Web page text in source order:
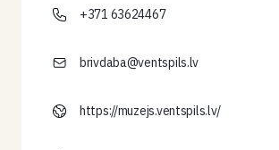
+371 63624467
brivdaba@ventspils.lv
https://muzejs.ventspils.lv/